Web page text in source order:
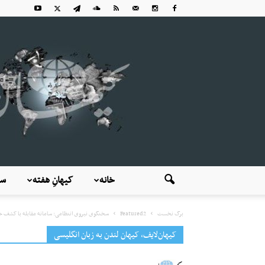
کیهانِ هفته خانه
برگ نخست Featured2 سخنگوی نیروی انتظامی: سامانه مقابله با کشف
کیهان‌لایف، کیهان لندن به زبان انگلیسی